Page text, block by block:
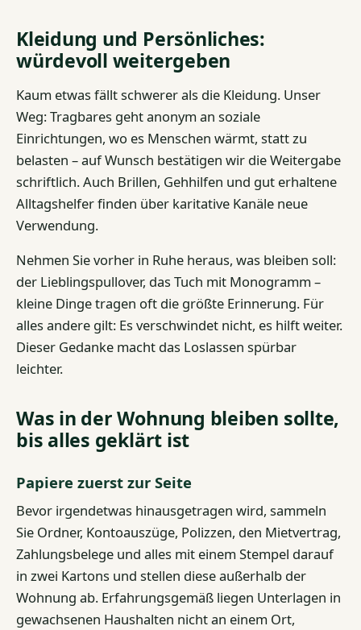
Kleidung und Persönliches:
würdevoll weitergeben
Kaum etwas fällt schwerer als die Kleidung. Unser
Weg: Tragbares geht anonym an soziale
Einrichtungen, wo es Menschen wärmt, statt zu
belasten – auf Wunsch bestätigen wir die Weitergabe
schriftlich. Auch Brillen, Gehhilfen und gut erhaltene
Alltagshelfer finden über karitative Kanäle neue
Verwendung.
Nehmen Sie vorher in Ruhe heraus, was bleiben soll:
der Lieblingspullover, das Tuch mit Monogramm –
kleine Dinge tragen oft die größte Erinnerung. Für
alles andere gilt: Es verschwindet nicht, es hilft weiter.
Dieser Gedanke macht das Loslassen spürbar
leichter.
Was in der Wohnung bleiben sollte,
bis alles geklärt ist
Papiere zuerst zur Seite
Bevor irgendetwas hinausgetragen wird, sammeln
Sie Ordner, Kontoauszüge, Polizzen, den Mietvertrag,
Zahlungsbelege und alles mit einem Stempel darauf
in zwei Kartons und stellen diese außerhalb der
Wohnung ab. Erfahrungsgemäß liegen Unterlagen in
gewachsenen Haushalten nicht an einem Ort,